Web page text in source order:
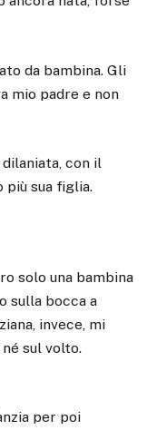
da bambina. Gli
mio padre e non
con il
sua figlia.
solo una bambina
sulla bocca a
invece, mi
sul volto.
per poi